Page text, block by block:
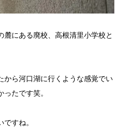
麓にある廃校、高根清里小学校と
から河口湖に行くような感覚でい
たです笑。
すね。